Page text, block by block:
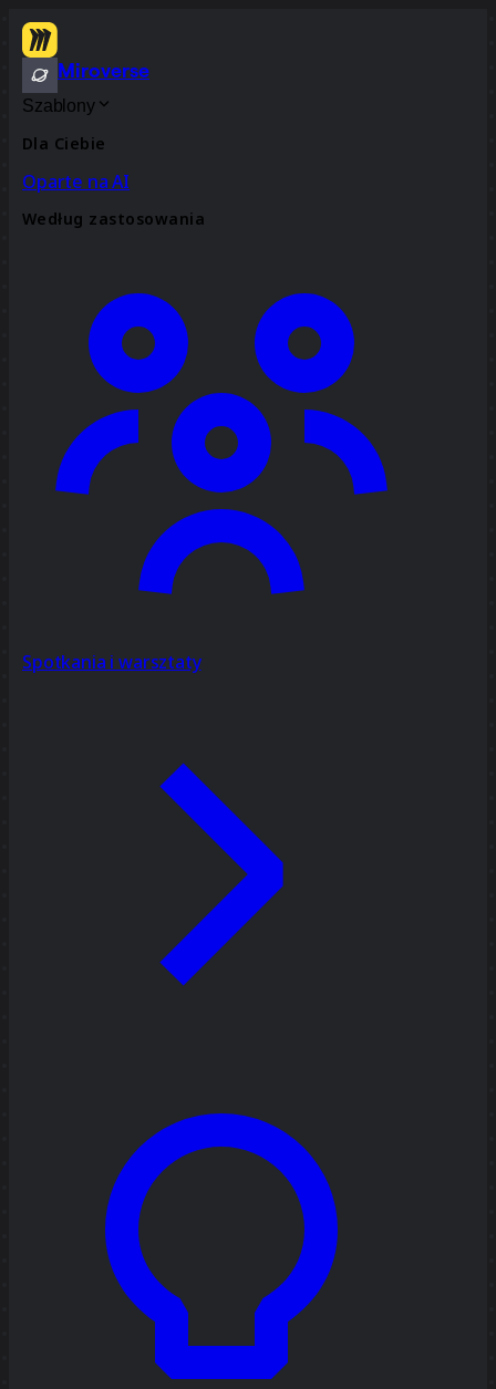
Miroverse
Szablony
Dla Ciebie
Oparte na AI
Według zastosowania
Spotkania i warsztaty